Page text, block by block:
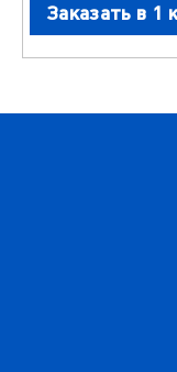
Заказать в 1